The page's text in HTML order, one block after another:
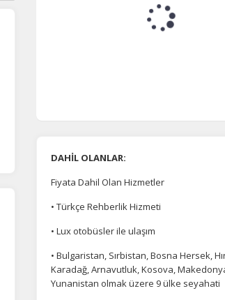
DAHİL OLANLAR:
Fiyata Dahil Olan Hizmetler
• Türkçe Rehberlik Hizmeti
• Lux otobüsler ile ulaşım
• Bulgaristan, Sırbistan, Bosna Hersek,
Karadağ, Arnavutluk, Kosova,
Yunanistan olmak üzere 9 ülke seyahati